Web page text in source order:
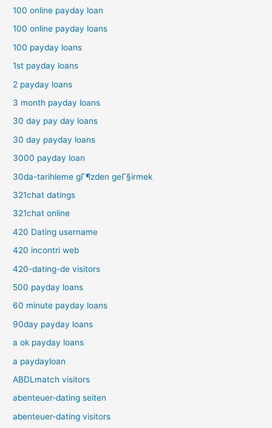
100 online payday loan
100 online payday loans
100 payday loans
1st payday loans
2 payday loans
3 month payday loans
30 day pay day loans
30 day payday loans
3000 payday loan
30da-tarihleme gГ¶zden geГ§irmek
321chat datings
321chat online
420 Dating username
420 incontri web
420-dating-de visitors
500 payday loans
60 minute payday loans
90day payday loans
a ok payday loans
a paydayloan
ABDLmatch visitors
abenteuer-dating seiten
abenteuer-dating visitors